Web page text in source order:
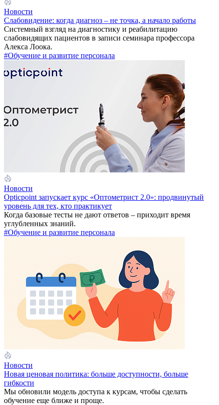
Новости
Слабовидение: когда диагноз – не точка, а начало работы
Системный взгляд на диагностику и реабилитацию
слабовидящих пациентов в записи семинара профессора
Алекса Лоока.
#Обучение и развитие персонала
Новости
Opticpoint запускает курс «Оптометрист 2.0»: продвинутый
уровень для тех, кто практикует
Когда базовые тесты не дают ответов – приходит время
углубленных знаний.
#Обучение и развитие персонала
Новости
Новая ценовая политика: больше доступности, больше
гибкости
Мы обновили модель доступа к курсам, чтобы сделать
обучение еще ближе и проще.